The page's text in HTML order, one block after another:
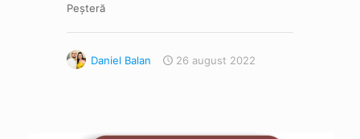
Peșteră
Daniel Balan 26 august 2022